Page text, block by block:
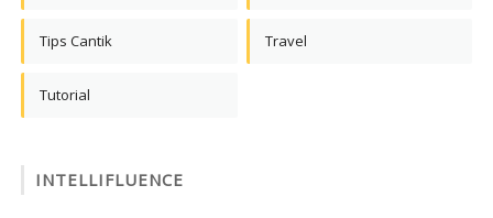
Tips Cantik Travel
Tutorial
INTELLIFLUENCE